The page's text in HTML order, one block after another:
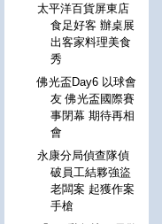
太平洋百貨屏東店
食足好客 辦桌展
出客家料理美食
秀
佛光盃Day6 以球會
友 佛光盃國際賽
事閉幕 期待再相
會
永康分局偵查隊偵
破員工結夥強盜
老闆案 起獲作案
手槍